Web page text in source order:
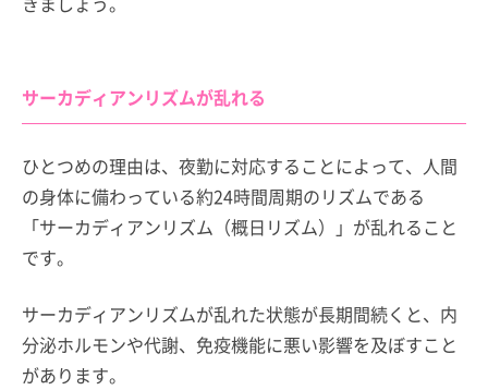
サーカディアンリズムが乱れる
ひとつめの理由は、夜勤に対応することによって、人間
の身体に備わっている約24時間周期のリズムである
「サーカディアンリズム（概日リズム）」が乱れること
です。
サーカディアンリズムが乱れた状態が長期間続くと、内
分泌ホルモンや代謝、免疫機能に悪い影響を及ぼすこと
があります。